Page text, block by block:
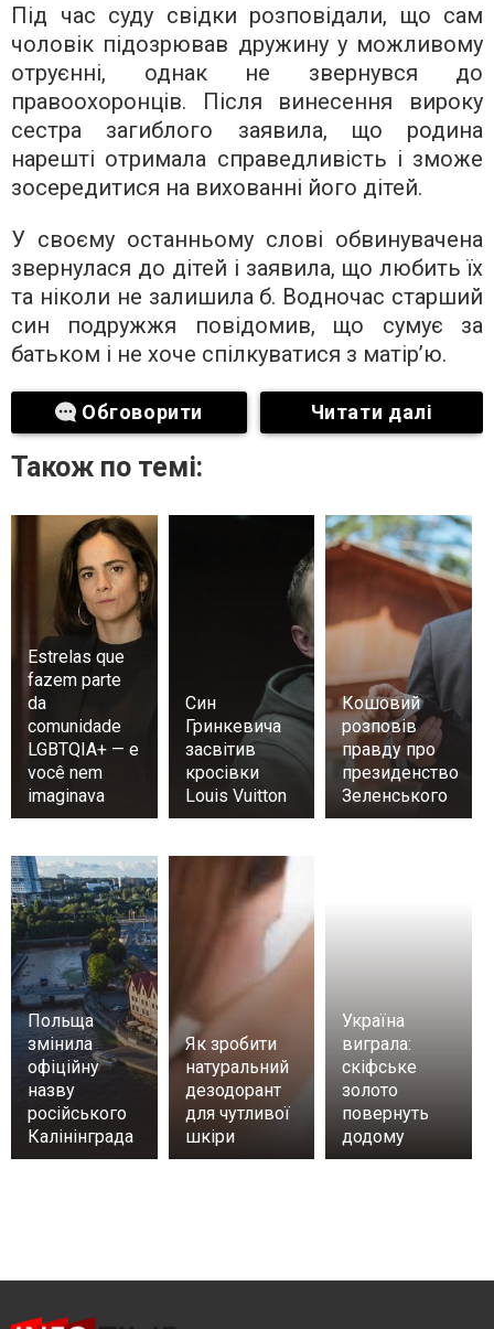
Під час суду свідки розповідали, що сам
чоловік підозрював дружину у можливому
отруєнні, однак не звернувся до
правоохоронців. Після винесення вироку
сестра загиблого заявила, що родина
нарешті отримала справедливість і зможе
зосередитися на вихованні його дітей.
У своєму останньому слові обвинувачена
звернулася до дітей і заявила, що любить їх
та ніколи не залишила б. Водночас старший
син подружжя повідомив, що сумує за
батьком і не хоче спілкуватися з матір’ю.
Обговорити Читати далі
Також по темі:
Estrelas que
fazem parte
da
comunidade
LGBTQIA+ — e
você nem
imaginava
Син
Гринкевича
засвітив
кросівки
Louis Vuitton
Кошовий
розповів
правду про
президенство
Зеленського
Польща
змінила
офіційну
назву
російського
Калінінграда
Як зробити
натуральний
дезодорант
для чутливої
шкіри
Україна
виграла:
скіфське
золото
повернуть
додому